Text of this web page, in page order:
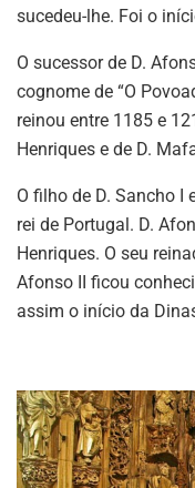
sucedeu-lhe. Foi o
O sucessor de D.
cognome de “O
reinou entre 1185 e
Henriques e de D.
O filho de D. Sancho I
rei de Portugal. D.
Henriques. O seu
Afonso II ficou
assim o início da